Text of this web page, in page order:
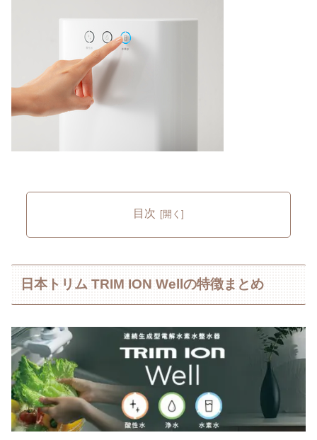
目次
日本トリム TRIM ION Wellの特徴まとめ